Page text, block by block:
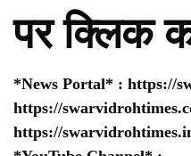
पर क्लिक
*News Portal* : https://
https://
https://